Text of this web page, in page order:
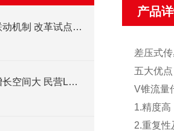
福建明确气价联动机制 改革试点开启降价模式
天然气消费量增长空间大 民营LNG接收站一期封顶
产品
差压式
五大优
V锥流量
1.精度高
2.重复性